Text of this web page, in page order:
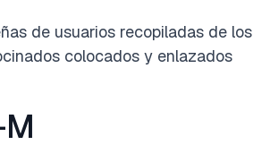
de usuarios recopiladas de los
colocados y enlazados